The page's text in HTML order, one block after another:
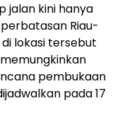
jalan kini hanya
Riau-
lokasi tersebut
pembukaan
pada 17